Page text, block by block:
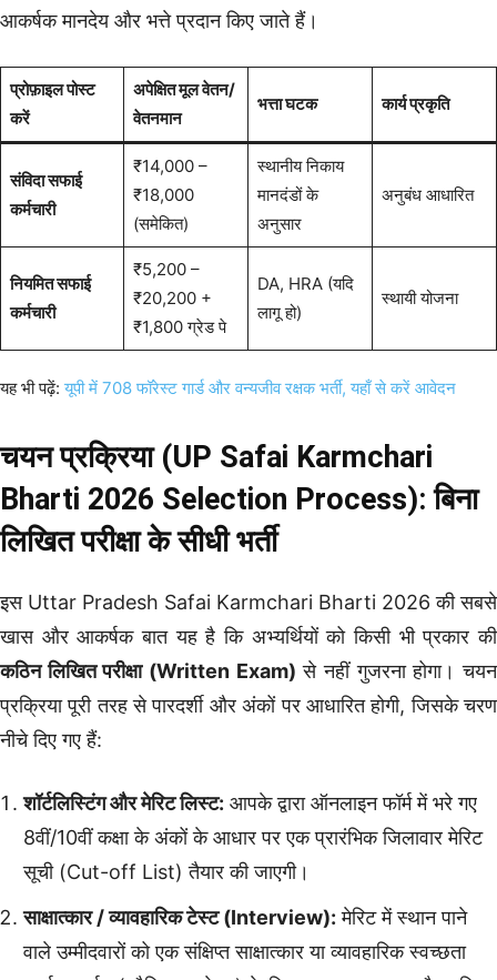
आकर्षक मानदेय और भत्ते प्रदान किए जाते हैं।
प्रोफ़ाइल पोस्ट
करें
अपेक्षित मूल वेतन/
वेतनमान
भत्ता घटक कार्य प्रकृति
संविदा सफाई
कर्मचारी
₹14,000 –
₹18,000
(समेकित)
स्थानीय निकाय
मानदंडों के
अनुसार
अनुबंध आधारित
नियमित सफाई
कर्मचारी
₹5,200 –
₹20,200 +
₹1,800 ग्रेड पे
DA, HRA (यदि
लागू हो)
स्थायी योजना
यह भी पढ़ें:यूपी में 708 फॉरेस्ट गार्ड और वन्यजीव रक्षक भर्ती, यहाँ से करें आवेदन
चयन प्रक्रिया (UP Safai Karmchari
Bharti 2026 Selection Process): बिना
लिखित परीक्षा के सीधी भर्ती
इस Uttar Pradesh Safai Karmchari Bharti 2026 की सबसे
खास और आकर्षक बात यह है कि अभ्यर्थियों को किसी भी प्रकार की
कठिन लिखित परीक्षा (Written Exam) से नहीं गुजरना होगा। चयन
प्रक्रिया पूरी तरह से पारदर्शी और अंकों पर आधारित होगी, जिसके चरण
नीचे दिए गए हैं:
शॉर्टलिस्टिंग और मेरिट लिस्ट: आपके द्वारा ऑनलाइन फॉर्म में भरे गए
8वीं/10वीं कक्षा के अंकों के आधार पर एक प्रारंभिक जिलावार मेरिट
सूची (Cut-off List) तैयार की जाएगी।
साक्षात्कार / व्यावहारिक टेस्ट (Interview): मेरिट में स्थान पाने
वाले उम्मीदवारों को एक संक्षिप्त साक्षात्कार या व्यावहारिक स्वच्छता